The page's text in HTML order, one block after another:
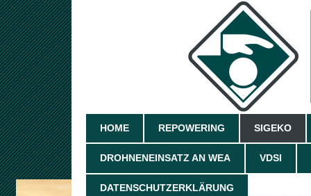
HOME REPOWERING SIGEKO
DROHNENEINSATZ AN WEA VDSI
DATENSCHUTZERKLÄRUNG